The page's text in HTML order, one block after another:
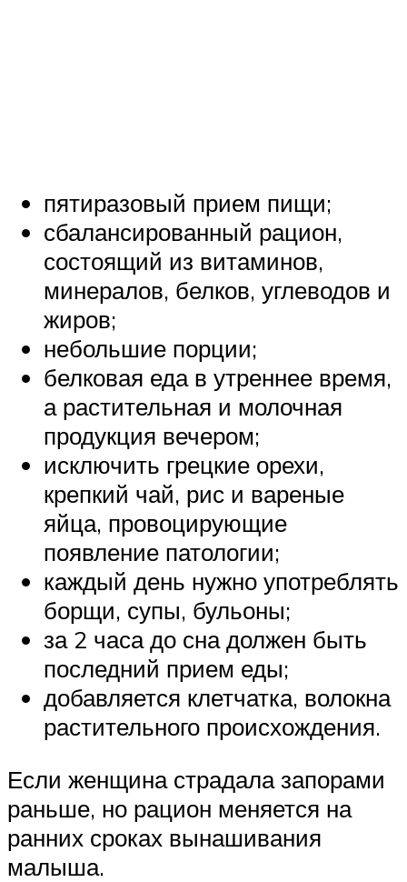
пятиразовый прием пищи;
сбалансированный рацион,
состоящий из витаминов,
минералов, белков, углеводов и
жиров;
небольшие порции;
белковая еда в утреннее время,
а растительная и молочная
продукция вечером;
исключить грецкие орехи,
крепкий чай, рис и вареные
яйца, провоцирующие
появление патологии;
каждый день нужно употреблять
борщи, супы, бульоны;
за 2 часа до сна должен быть
последний прием еды;
добавляется клетчатка, волокна
растительного происхождения.
Если женщина страдала запорами
раньше, но рацион меняется на
ранних сроках вынашивания
малыша.